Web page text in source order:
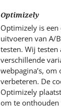
Optimizely
Optimizely is
uitvoeren van A/
testen. Wij testen
verschillende
webpagina’s, om
verbeteren. De
Optimizely
om te onthouden